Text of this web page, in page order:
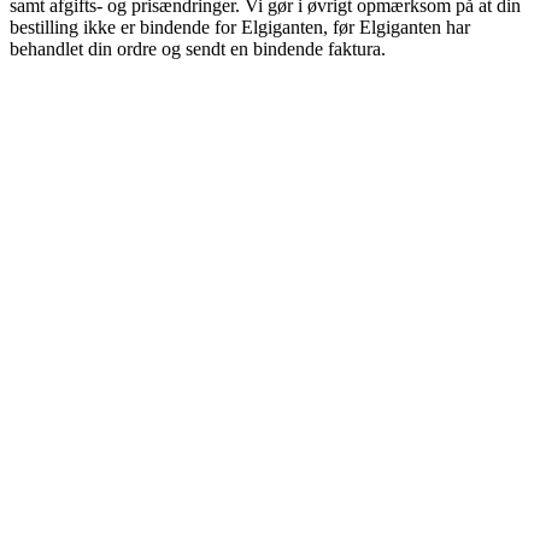
samt afgifts- og prisændringer. Vi gør i øvrigt opmærksom på at din
bestilling ikke er bindende for Elgiganten, før Elgiganten har
behandlet din ordre og sendt en bindende faktura.